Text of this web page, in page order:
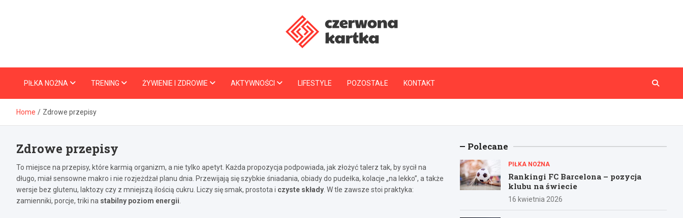
CzerwonaKartka.pl
PIŁKA NOŻNA TRENING ŻYWIENIE I ZDROWIE AKTYWNOŚCI LIFESTYLE POZOSTAŁE KONTAKT
Home Zdrowe przepisy
Zdrowe przepisy
To miejsce na przepisy, które karmią organizm, a nie tylko apetyt. Każda propozycja podpowiada, jak złożyć talerz tak, by sycił na
długo, miał sensowne makro i nie rozjeżdżał planu dnia. Przewijają się szybkie śniadania, obiady do pudełka, kolacje „na lekko”, a także
wersje bez glutenu, laktozy czy z mniejszą ilością cukru. Liczy się smak, prostota i czyste składy . W tle zawsze stoi praktyka:
zamienniki, porcje, triki na stabilny poziom energii
Polecane
PIŁKA NOŻNA
Rankingi FC Barcelona – pozycja
klubu na świecie
16 kwietnia 2026